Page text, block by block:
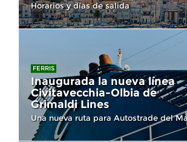
Horarios y días de salida
FERRIS
Inaugurada la nueva línea
Civitavecchia-Olbia de
Grimaldi Lines
Una nueva ruta para Autostrade del